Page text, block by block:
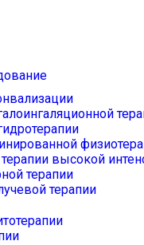
высокой
терапии
терапии